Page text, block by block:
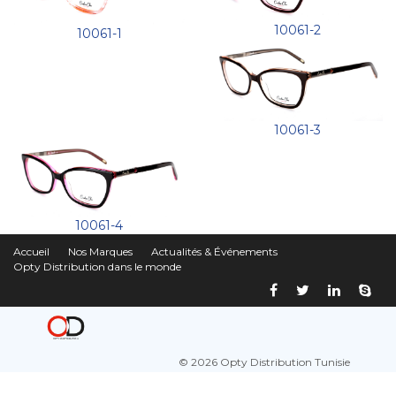
10061-1 10061-2
10061-3
10061-4
Accueil Nos Marques
Actualités & Événements
Opty Distribution dans le monde
© 2026 Opty Distribution Tunisie